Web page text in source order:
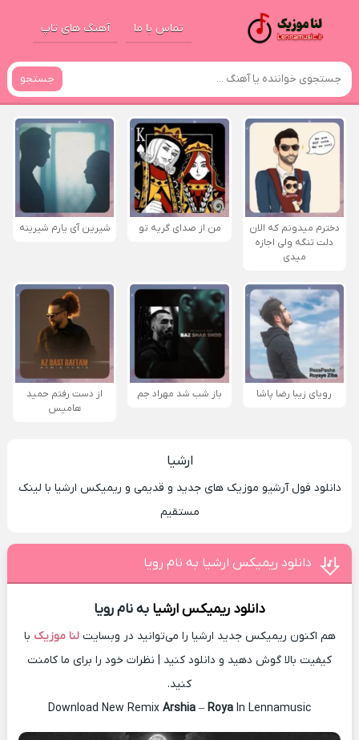
تماس با ما آهنگ های تاپ
جستجو
دخترم میدونم که الان
دلت تنگه ولی اجازه
میدی
من از صدای گريه تو شیرین آی یارم شیرینه
رویای زیبا رضا پاشا باز شب شد مهراد جم
از دست رفتم حمید
هامیس
ارشیا
دانلود فول آرشیو موزیک های جدید و قدیمی و ریمیکس ارشیا با لینک
مستقیم
دانلود ریمیکس ارشیا به نام رویا
دانلود ریمیکسارشیا به نام رویا
هم اکنون ریمیکس جدید ارشیا را می‌توانید در وبسایتلنا موزیک با
کیفیت بالا گوش دهید و دانلود کنید | نظرات خود را برای ما کامنت
کنید.
Download New Remix Arshia – Roya In Lennamusic